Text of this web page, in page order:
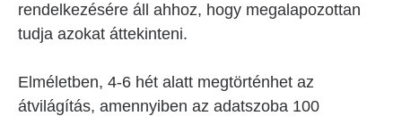
rendelkezésére áll ahhoz, hogy megalapozottan
tudja azokat áttekinteni.
Elméletben, 4-6 hét alatt megtörténhet az
átvilágítás, amennyiben az adatszoba 100